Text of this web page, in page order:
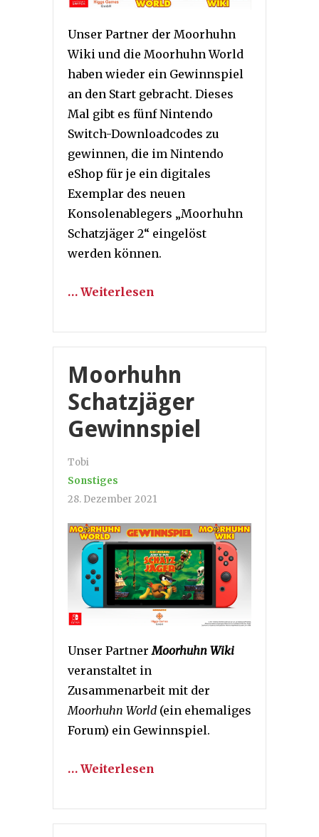
Unser Partner der Moorhuhn
Wiki und die Moorhuhn World
haben wieder ein Gewinnspiel
an den Start gebracht. Dieses
Mal gibt es fünf Nintendo
Switch-Downloadcodes zu
gewinnen, die im Nintendo
eShop für je ein digitales
Exemplar des neuen
Konsolenablegers „Moorhuhn
Schatzjäger 2“ eingelöst
werden können.
… Weiterlesen
Moorhuhn
Schatzjäger
Gewinnspiel
Tobi
Sonstiges
28. Dezember 2021
Unser PartnerMoorhuhn Wiki
veranstaltet in
Zusammenarbeit mit der
Moorhuhn World (ein ehemaliges
Forum) ein Gewinnspiel.
… Weiterlesen